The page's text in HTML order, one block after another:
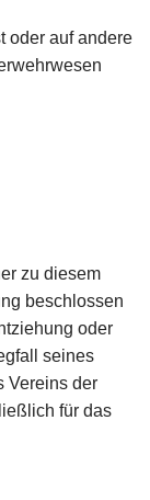
oder auf andere
zu diesem
beschlossen
oder
seines
Vereins der
für das